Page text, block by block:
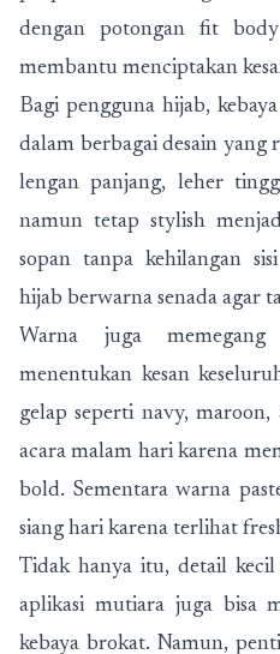
dengan potongan fit
membantu menciptakan
Bagi pengguna hijab,
dalam berbagai desain
lengan panjang, leher
namun tetap stylish
sopan tanpa kehilangan
hijab berwarna senada agar
Warna juga
menentukan kesan
gelap seperti navy,
acara malam hari karena
bold. Sementara warna
siang hari karena terlihat
Tidak hanya itu, detail
aplikasi mutiara juga bisa
kebaya brokat. Namun,